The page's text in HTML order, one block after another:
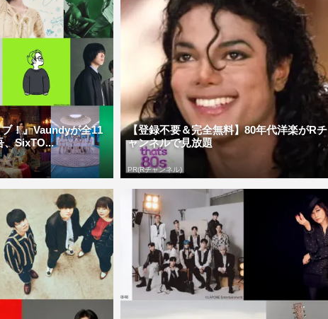
！』Vaundyが全11
SixTO...
【登録不要＆完全無料】80年代洋楽がRチ
ャンネルで見放題
PR(Rチャンネル)